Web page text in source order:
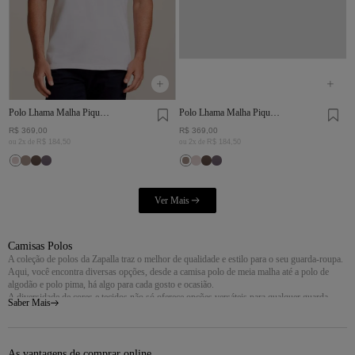
Polo Lhama Malha Piquet
R$ 369 00
ou 2 x de R$ 50
Polo Lhama Malha Piquet
R$ 369 00
ou 2 x de R$ 50
Camisas Polos
A coleção de polos da Zapalla traz o melhor de qualidade e estilo para o seu guarda-roupa.
Aqui, você encontra diversas opções, desde a camisa polo de meia malha até a polo de
algodão e polo pima, há algo para cada gosto e ocasião.
A diversidade de cores e tecidos não só oferece opções versáteis para qualquer guarda-
Saber Mais